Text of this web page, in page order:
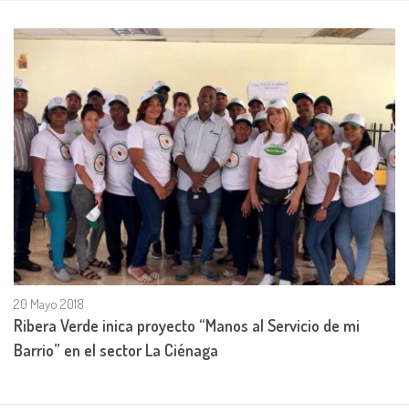
20 Mayo 2018
Ribera Verde inica proyecto “Manos al Servicio de mi
Barrio” en el sector La Ciénaga